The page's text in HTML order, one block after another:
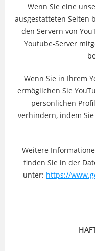
Wenn Sie eine
ausgestatteten Seiten
den Servern von
Youtube-Server
Wenn Sie in Ihrem
ermöglichen Sie
persönlichen
verhindern, indem
Weitere
finden Sie in der
unter: https://